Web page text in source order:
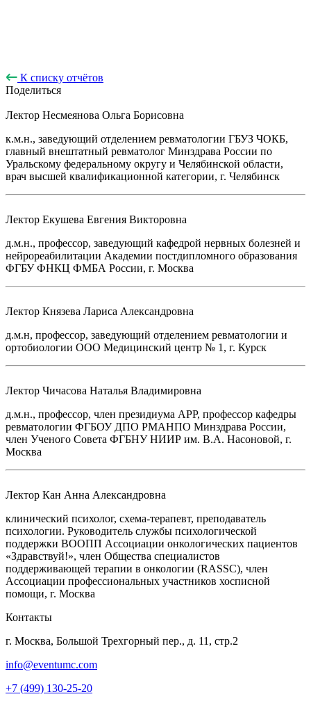
К списку отчётов
Поделиться
Лектор Несмеянова Ольга Борисовна
к.м.н., заведующий отделением ревматологии ГБУЗ ЧОКБ,
главный внештатный ревматолог Минздрава России по
Уральскому федеральному округу и Челябинской области,
врач высшей квалификационной категории, г. Челябинск
Лектор Екушева Евгения Викторовна
д.м.н., профессор, заведующий кафедрой нервных болезней и
нейрореабилитации Академии постдипломного образования
ФГБУ ФНКЦ ФМБА России, г. Москва
Лектор Князева Лариса Александровна
д.м.н, профессор, заведующий отделением ревматологии и
ортобиологии ООО Медицинский центр № 1, г. Курск
Лектор Чичасова Наталья Владимировна
д.м.н., профессор, член президиума АРР, профессор кафедры
ревматологии ФГБОУ ДПО РМАНПО Минздрава России,
член Ученого Совета ФГБНУ НИИР им. В.А. Насоновой, г.
Москва
Лектор Кан Анна Александровна
клинический психолог, схема-терапевт, преподаватель
психологии. Руководитель службы психологической
поддержки ВООПП Ассоциации онкологических пациентов
«Здравствуй!», член Общества специалистов
поддерживающей терапии в онкологии (RASSC), член
Ассоциации профессиональных участников хосписной
помощи, г. Москва
Контакты
г. Москва, Большой Трехгорный пер., д. 11, стр.2
info@eventumc.com
+7 (499) 130-25-20